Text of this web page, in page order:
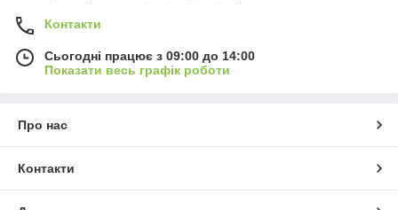
Контакти
Сьогодні працює з 09:00 до 14:00
Показати весь графік роботи
Про нас
Контакти